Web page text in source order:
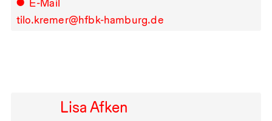
E-Mail
tilo.kremer@hfbk-hamburg.de
Lisa Afken